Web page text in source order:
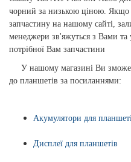
чорний за низькою ціною.
запчастину на нашому сайті,
менеджери зв'яжуться з Вами та
потрібної Вам запчастини
У нашому магазині Ви
до планшетів за посиланнями:
Акумулятори для
Дисплеї для планшетів